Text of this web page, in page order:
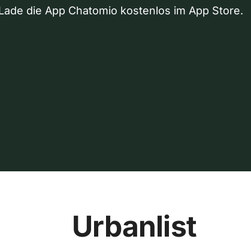
die App Chatomio kostenlos im App Store.
Urbanlist